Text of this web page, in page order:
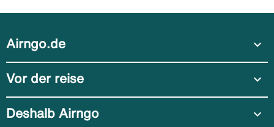
Airngo.de expand_more
Vor der reise expand_more
Deshalb Airngo expand_more